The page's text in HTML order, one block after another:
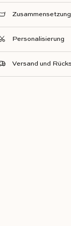
Personalisierung
Versand und